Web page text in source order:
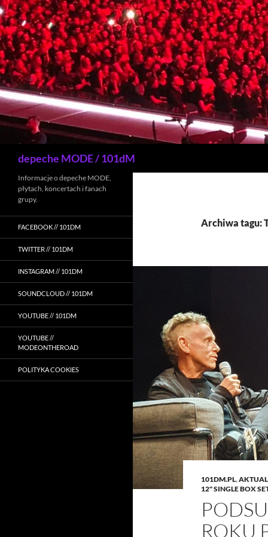
Przejdź
do
treści
depeche MODE / 101dM
Archiwa tagu:
101DM.PL,
12" SINGLE BOX
ROKU
Informacje o depeche MODE,
płytach, koncertach i fanach
grupy.
FACEBOOK // 101DM
TWITTER // 101DM
INSTAGRAM // 101DM
SOUNDCLOUD // 101DM
YOUTUBE // 101DM
YOUTUBE //
MODEONTHEROAD
POLITYKA COOKIES